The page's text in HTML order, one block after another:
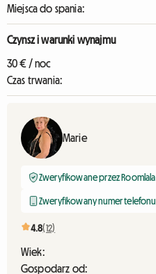
Miejsca do spania:
Czynsz i warunki wynajmu
30 € / noc
Czas trwania:
Marie
Zweryfikowane przez Roomlala
Zweryfikowany numer telefonu
4.8(12)
Wiek:
Gospodarz od: